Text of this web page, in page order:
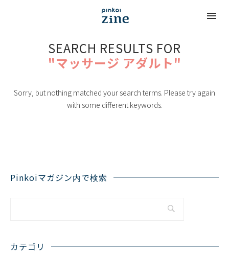
SEARCH RESULTS FOR
"マッサージ アダルト"
Sorry, but nothing matched your search terms. Please try again
with some different keywords.
Pinkoiマガジン内で検索
カテゴリ